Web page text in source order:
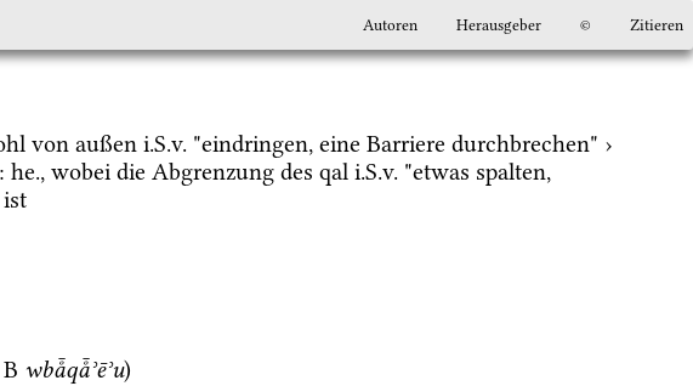
Autoren Herausgeber © Zitieren
von außen i.S.v. "eindringen, eine Barriere durchbrechen" ›
he., wobei die Abgrenzung des qal i.S.v. "etwas spalten,
B wbå̄qå̄ʾēʾu)